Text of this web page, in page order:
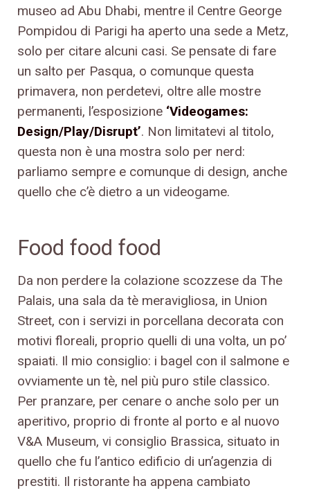
museo ad Abu Dhabi, mentre il Centre George
Pompidou di Parigi ha aperto una sede a Metz,
solo per citare alcuni casi. Se pensate di fare
un salto per Pasqua, o comunque questa
primavera, non perdetevi, oltre alle mostre
permanenti, l’esposizione ‘Videogames:
Design/Play/Disrupt’. Non limitatevi al titolo,
questa non è una mostra solo per nerd:
parliamo sempre e comunque di design, anche
quello che c’è dietro a un videogame.
Food food food
Da non perdere la colazione scozzese da The
Palais, una sala da tè meravigliosa, in Union
Street, con i servizi in porcellana decorata con
motivi floreali, proprio quelli di una volta, un po’
spaiati. Il mio consiglio: i bagel con il salmone e
ovviamente un tè, nel più puro stile classico.
Per pranzare, per cenare o anche solo per un
aperitivo, proprio di fronte al porto e al nuovo
V&A Museum, vi consiglio Brassica, situato in
quello che fu l’antico edificio di un’agenzia di
prestiti. Il ristorante ha appena cambiato